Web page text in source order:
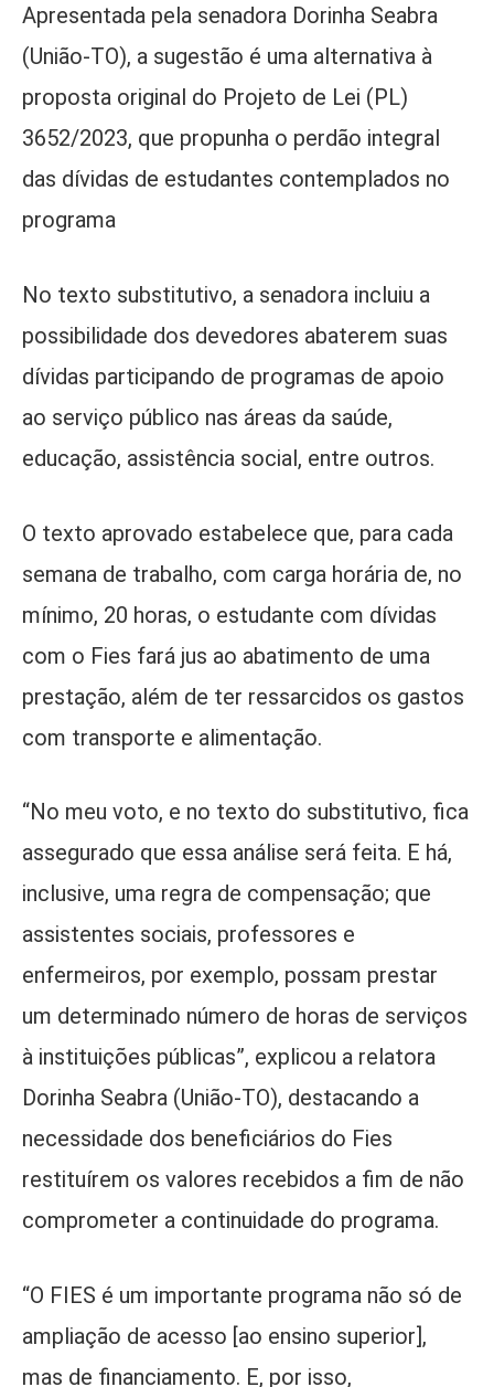
Apresentada pela senadora Dorinha Seabra
(União-TO), a sugestão é uma alternativa à
proposta original do Projeto de Lei (PL)
3652/2023, que propunha o perdão integral
das dívidas de estudantes contemplados no
programa
No texto substitutivo, a senadora incluiu a
possibilidade dos devedores abaterem suas
dívidas participando de programas de apoio
ao serviço público nas áreas da saúde,
educação, assistência social, entre outros.
O texto aprovado estabelece que, para cada
semana de trabalho, com carga horária de, no
mínimo, 20 horas, o estudante com dívidas
com o Fies fará jus ao abatimento de uma
prestação, além de ter ressarcidos os gastos
com transporte e alimentação.
“No meu voto, e no texto do substitutivo, fica
assegurado que essa análise será feita. E há,
inclusive, uma regra de compensação; que
assistentes sociais, professores e
enfermeiros, por exemplo, possam prestar
um determinado número de horas de serviços
à instituições públicas”, explicou a relatora
Dorinha Seabra (União-TO), destacando a
necessidade dos beneficiários do Fies
restituírem os valores recebidos a fim de não
comprometer a continuidade do programa.
“O FIES é um importante programa não só de
ampliação de acesso [ao ensino superior],
mas de financiamento. E, por isso,